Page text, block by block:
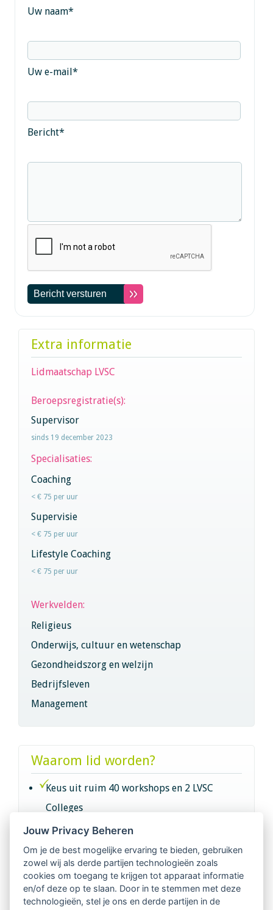
Uw naam*
Uw e-mail*
Bericht*
Extra informatie
Lidmaatschap LVSC
Beroepsregistratie(s):
Supervisor
sinds 19 december 2023
Specialisaties:
Coaching
< € 75 per uur
Supervisie
< € 75 per uur
Lifestyle Coaching
< € 75 per uur
Werkvelden:
Religieus
Onderwijs, cultuur en wetenschap
Gezondheidszorg en welzijn
Bedrijfsleven
Management
Waarom lid worden?
Keus uit ruim 40 workshops en 2 LVSC
Colleges
Intervisie met geregistreerde vakgenoten
Netwerk van 2100 professionals in 14
regio's
Jouw Privacy Beheren
Om je de best mogelijke ervaring te bieden, gebruiken
zowel wij als derde partijen technologieën zoals
cookies om toegang te krijgen tot apparaat informatie
en/of deze op te slaan. Door in te stemmen met deze
technologieën, stel je ons en derde partijen in de